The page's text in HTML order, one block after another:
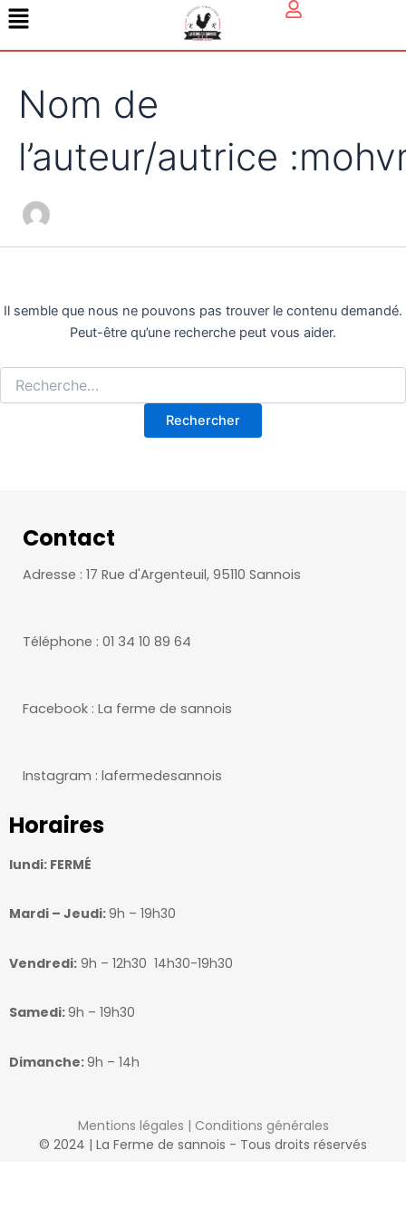
Aller
au
contenu
Nom de
l’auteur/autrice
Il semble que nous ne pouvons pas trouver le contenu demandé.
Peut-être qu’une recherche peut vous aider.
Rechercher :
Contact
Adresse : 17 Rue d'Argenteuil, 95110 Sannois
Téléphone : 01 34 10 89 64
Facebook : La ferme de sannois
Instagram : lafermedesannois
Horaires
lundi: FERMÉ
Mardi – Jeudi:9h – 19h30
Vendredi: 9h – 12h30 14h30-19h30
Samedi:9h – 19h30
Dimanche:9h – 14h
Mentions légales | Conditions générales
© 2024 | La Ferme de sannois - Tous droits réservés